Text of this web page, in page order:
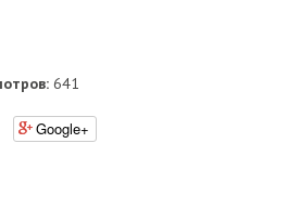
641
Google+